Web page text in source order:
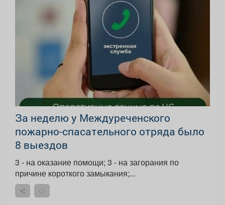
За неделю у Междуреченского
пожарно-спасательного отряда было
8 выездов
3 - на оказание помощи; 3 - на загорания по
причине короткого замыкания;...